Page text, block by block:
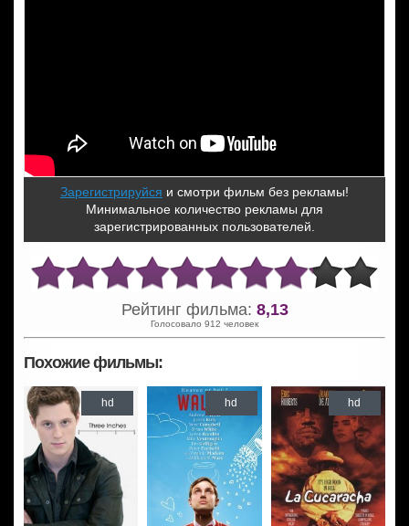
Зарегистрируйся и смотри фильм без рекламы!
Минимальное количество рекламы для
зарегистрированных пользователей.
Рейтинг фильма: 8,13
Голосовало 912 человек
Похожие фильмы:
hd hd hd